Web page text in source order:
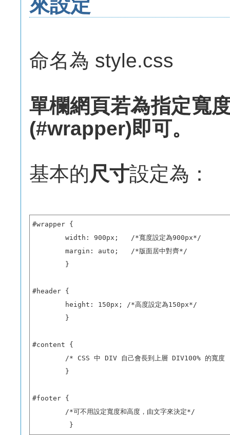
來設定
命名為 style.css
單欄網頁若為指定寬
(#wrapper)即可。
基本的尺寸設定為：
#wrapper {
        width: 900px;   /*寬度設定為900px*/
        margin: auto;   /*版面居中對齊*/
        }
#header {
        height: 150px; /*高度設定為150px*/
        }
#content {
/* CSS 中 DIV 自己會長到上層 DIV100% 的寬度
        }
#footer {
        /*可不用設定寬度和高度，由文字來決定*/
         }